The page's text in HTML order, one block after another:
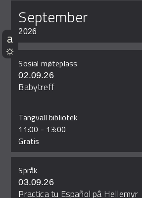
september
2026
Sosial møteplass
02.09.26
Babytreff
Tangvall bibliotek
11:00 - 13:00
Gratis
Språk
03.09.26
Practica tu Español på Hellemyr